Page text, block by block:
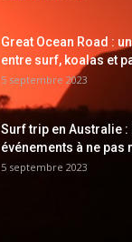
Great Ocean Road :
entre surf, koalas et
5 septembre 2023
Surf trip en Australie :
événements à ne pas
5 septembre 2023